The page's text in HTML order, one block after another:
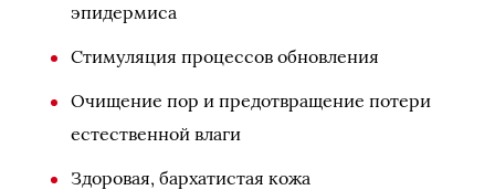
эпидермиса
Стимуляция процессов обновления
Очищение пор и предотвращение потери
естественной влаги
Здоровая, бархатистая кожа